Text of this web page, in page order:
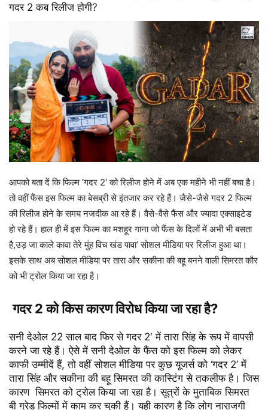
गदर 2 कब रिलीज होगी?
आपको बता दें कि फिल्म ‘गदर 2′ को रिलीज होने में अब एक महीने भी नहीं बचा है।
तो वहीं फैंस इस फिल्म का बेसब्री से इंतजार कर रहे हैं। जैसे-जैसे गदर 2 फिल्म
की रिलीज होने के समय नजदीक आ रहे हैं। वैसे-वैसे फैंस और ज्यादा एक्साइटेड
हो रहे हैं। हाल ही में इस फिल्म का मशहूर गाना जो फैंस के दिलों में अभी भी बसता
है,उड़ जा काले कावा तेरे मुंह विच खंड पावा’ सोशल मीडिया पर रिलीज हुआ था।
इसके साथ अब सोशल मीडिया पर तारा और सकीना की बहू बनने वाली सिमरत कौर
को भी ट्रोल किया जा रहा है।
गदर 2 को किस कारण विरोध किया जा रहा है?
सनी देओल 22 साल बाद फिर से गदर 2′ में तारा सिंह के रूप में वापसी
करने जा रहे हैं। ऐसे में सनी देओल के फैंस को इस फिल्म को लेकर
काफी उम्मीदें हैं, तो वहीं सोशल मीडिया पर कुछ यूजर्स को ‘गदर 2’ में
तारा सिंह और सकीना की बहू सिमरत की कास्टिंग से तकलीफ है। जिस
कारण सिमरत को ट्रोल किया जा रहा है। सूत्रों के मुताबिक सिमरत
बी ग्रेड फिल्मों में काम कर चुकी हैं। यही कारण है कि लोग नाराजगी